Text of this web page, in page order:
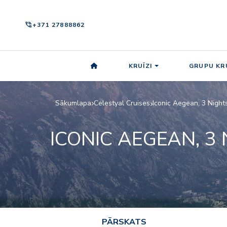
phone_in_talk+371 27888862
KRUĪZI GRUPU
Sākumlapa Celestyal Cruises Iconic Aegean, 3
ICONIC AEGEAN, 3
PĀRSKATS